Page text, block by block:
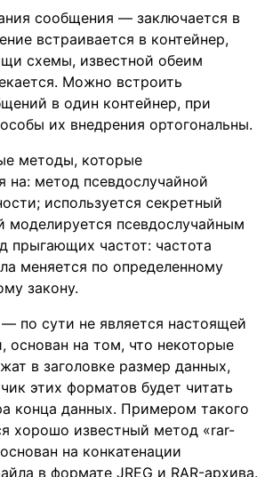
сообщения — заключается в
встраивается в контейнер,
схемы, известной обеим
Можно встроить
в один контейнер, при
их внедрения ортогональны.
методы, которые
на: метод псевдослучайной
используется секретный
моделируется псевдослучайным
прыгающих частот: частота
меняется по определенному
закону.
по сути не является настоящей
основан на том, что некоторые
в заголовке размер данных,
этих форматов будет читать
конца данных. Примером такого
хорошо известный метод «rar-
на конкатенации
в формате JREG и RAR-архива.